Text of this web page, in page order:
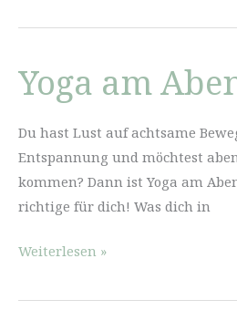
der
Yoga am
Du hast Lust auf achtsame
Entspannung und möchtest
kommen? Dann ist Yoga am
richtige für dich! Was dich in
Yoga
Abend
Weiterlesen »